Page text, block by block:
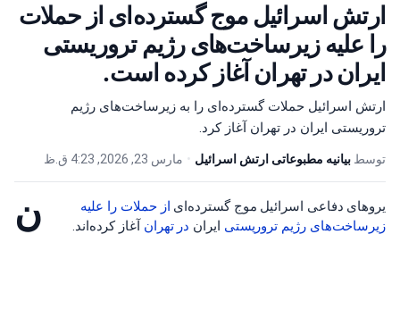
ارتش اسرائیل موج گسترده‌ای از حملات
را علیه زیرساخت‌های رژیم تروریستی
ایران در تهران آغاز کرده است.
ارتش اسرائیل حملات گسترده‌ای را به زیرساخت‌های رژیم
تروریستی ایران در تهران آغاز کرد.
توسط بیانیه مطبوعاتی ارتش اسرائیل • مارس 23, 2026, 4:23 ق.ظ
ن یروهای دفاعی اسرائیل موج گسترده‌ای از حملات را علیه
زیرساخت‌های رژیم تروریستی ایران در تهران آغاز کرده‌اند.